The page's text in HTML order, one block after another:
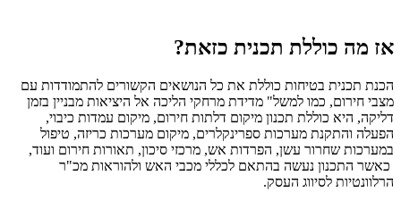
אז מה כוללת תכנית כזאת?
הכנת תכנית בטיחות כוללת את כל הנושאים הקשורים להתמודדות עם
מצבי חירום, כמו למשל" מדידת מרחקי הליכה אל היציאות מבניין בזמן
דליקה, היא כוללת תכנון מיקום דלתות חירום, מיקום עמדות כיבוי,
הפעלה והתקנת מערכות ספרינקלרים, מיקום מערכות כריזה, טיפול
במערכות שחרור עשן, הפרדות אש, מרכזי סיכון, תאורות חירום ועוד,
כאשר התכנון נעשה בהתאם לכללי מכבי האש ולהוראות מכ"ר
הרלוונטיות לסיווג העסק.